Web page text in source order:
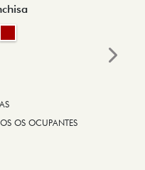
OS OCUPANTES
Next